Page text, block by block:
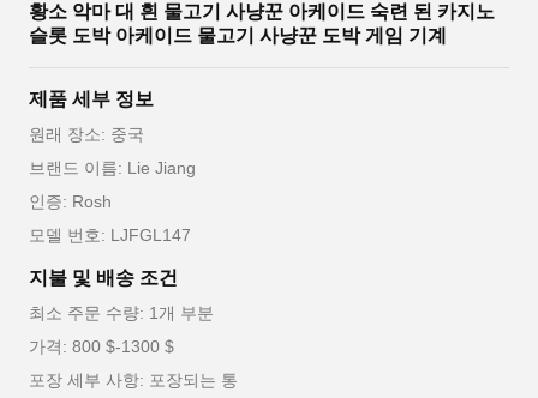
황소 악마 대 흰 물고기 사냥꾼 아케이드 숙련 된 카지노
슬롯 도박 아케이드 물고기 사냥꾼 도박 게임 기계
제품 세부 정보
원래 장소: 중국
브랜드 이름: Lie Jiang
인증: Rosh
모델 번호: LJFGL147
지불 및 배송 조건
최소 주문 수량: 1개 부분
가격: 800 $-1300 $
포장 세부 사항: 포장되는 통